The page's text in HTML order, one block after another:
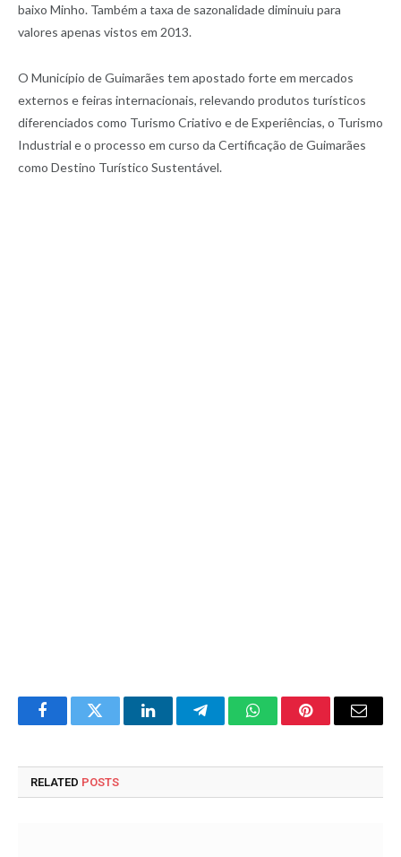
baixo Minho. Também a taxa de sazonalidade diminuiu para
valores apenas vistos em 2013.
O Município de Guimarães tem apostado forte em mercados
externos e feiras internacionais, relevando produtos turísticos
diferenciados como Turismo Criativo e de Experiências, o Turismo
Industrial e o processo em curso da Certificação de Guimarães
como Destino Turístico Sustentável.
FacebookTwitter LinkedInTelegramWhatsAppPinterestEmail
RELATED POSTS